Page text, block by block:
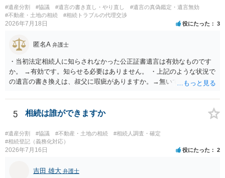
#遺産分割 #協議 #遺言の書き直し・やり直し
#遺言の真偽鑑定・遺言無効
#不動産・土地の相続
#相続トラブルの代理交渉
2026年7月18日 役にたった 3
匿名A 弁護士
・当初法定相続人に知らされなかった公正証書遺言は有効なものです
か。 →有効です。知らせる必要はありません。 ・上記のような状況で
の遺言の書き換えは、叔父に瑕疵がありますか。→無いです。 ・分割
ますか。 →本人が自由に決められますので、どこが妥当とは言えない
です。客観的な基準もありません。 ・できれば穏やかに、分割を拒否
することはできますか。 →分割を拒否するということは、遺産はいら
ないということでしょうか。遺言で、受取を指定されててもいらない
と拒否することはできます。理由を説明する必要はありません。
5 相続は誰ができますか
#遺産分割 #協議 #不動産・土地の相続
#相続人調査・確定
#相続登記（義務化対応）
2026年7月16日 役にたった 2
吉田 雄大 弁護士